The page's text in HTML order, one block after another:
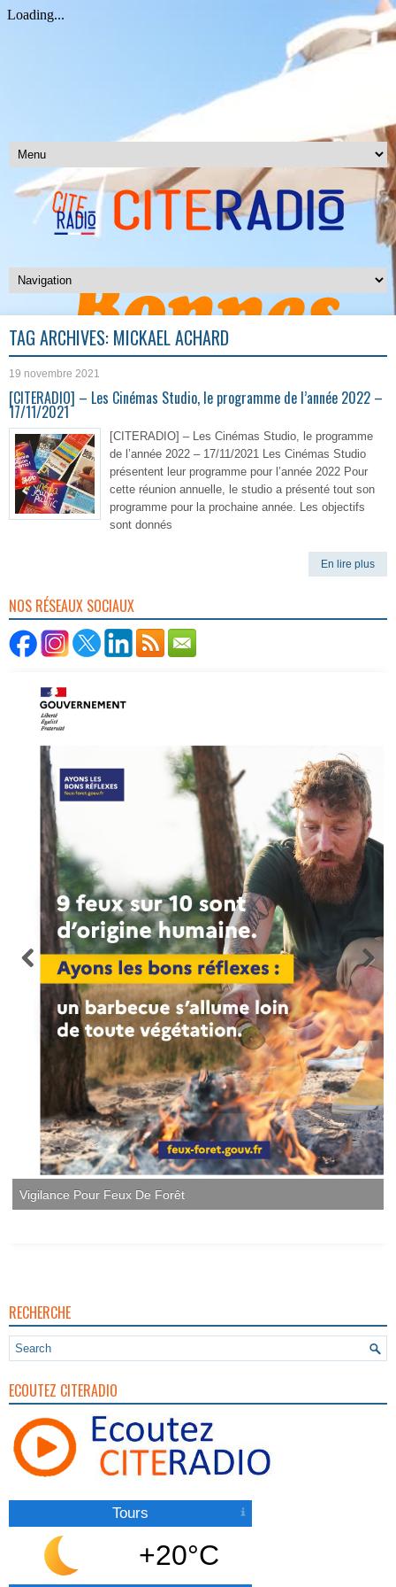
TAG ARCHIVES: MICKAEL ACHARD
19 novembre 2021
[CITERADIO] – Les Cinémas Studio, le programme de l’année 2022 –
17/11/2021
[CITERADIO] – Les Cinémas Studio, le programme
de l’année 2022 – 17/11/2021 Les Cinémas Studio
présentent leur programme pour l’année 2022 Pour
cette réunion annuelle, le studio a présenté tout son
programme pour la prochaine année. Les objectifs
sont donnés
En lire plus
NOS RÉSEAUX SOCIAUX
Vigilance Pour Feux De Forêt
RECHERCHE
ECOUTEZ CITERADIO
Tours
+20°C